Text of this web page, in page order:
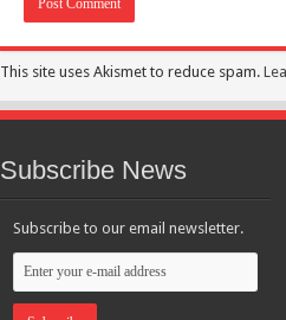
This site uses Akismet to reduce spam.
Subscribe News
Subscribe to our email newsletter.